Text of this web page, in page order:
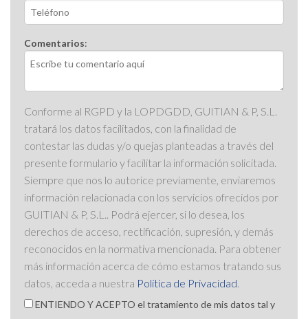
Comentarios:
Conforme al RGPD y la LOPDGDD, GUITIAN & P, S.L.
tratará los datos facilitados, con la finalidad de
contestar las dudas y/o quejas planteadas a través del
presente formulario y facilitar la información solicitada.
Siempre que nos lo autorice previamente, enviaremos
información relacionada con los servicios ofrecidos por
GUITIAN & P, S.L.. Podrá ejercer, si lo desea, los
derechos de acceso, rectificación, supresión, y demás
reconocidos en la normativa mencionada. Para obtener
más información acerca de cómo estamos tratando sus
datos, acceda a nuestra Política de Privacidad
ENTIENDO Y ACEPTO el tratamiento de mis datos tal y